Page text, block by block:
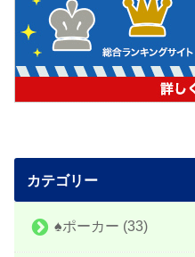
カテゴリー
♠️ポーカー (33)